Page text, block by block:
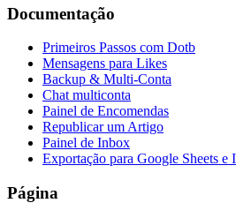
Documentação
Primeiros Passos com Dotb
Mensagens para Likes
Backup & Multi-Conta
Chat multiconta
Painel de Encomendas
Republicar um Artigo
Painel de Inbox
Exportação para Google Sheets e
Página